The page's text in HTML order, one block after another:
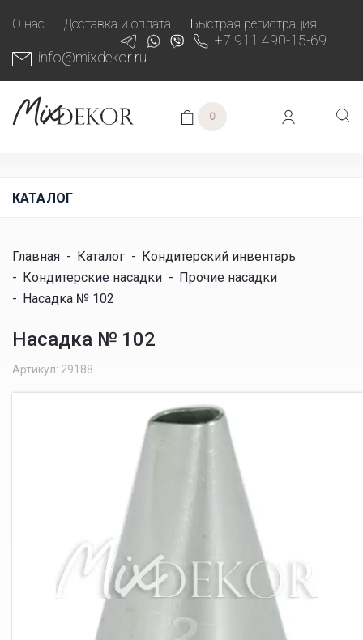
О нас Доставка и оплата Быстрая регистрация
+7 911 490-15-69
info@mixdekor.ru
0
КАТАЛОГ
Главная - Каталог - Кондитерский инвентарь
- Кондитерские насадки - Прочие насадки
- Насадка № 102
Насадка № 102
Артикул: 29188